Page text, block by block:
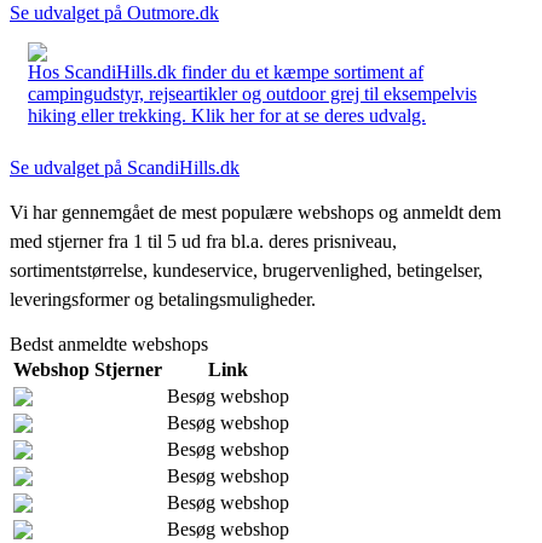
Se udvalget på Outmore.dk
Hos ScandiHills.dk finder du et kæmpe sortiment af
campingudstyr, rejseartikler og outdoor grej til eksempelvis
hiking eller trekking. Klik her for at se deres udvalg.
Se udvalget på ScandiHills.dk
Vi har gennemgået de mest populære webshops og anmeldt dem
med stjerner fra 1 til 5 ud fra bl.a. deres prisniveau,
sortimentstørrelse, kundeservice, brugervenlighed, betingelser,
leveringsformer og betalingsmuligheder.
Bedst anmeldte webshops
Webshop Stjerner
Link
Besøg webshop
Besøg webshop
Besøg webshop
Besøg webshop
Besøg webshop
Besøg webshop